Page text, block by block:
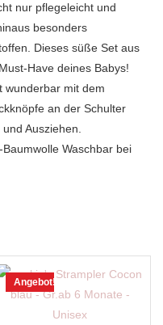
nur pflegeleicht und
besonders
Dieses süße Set aus
Have deines Babys!
wunderbar mit dem
an der Schulter
Ausziehen.
Waschbar bei
Angebot!